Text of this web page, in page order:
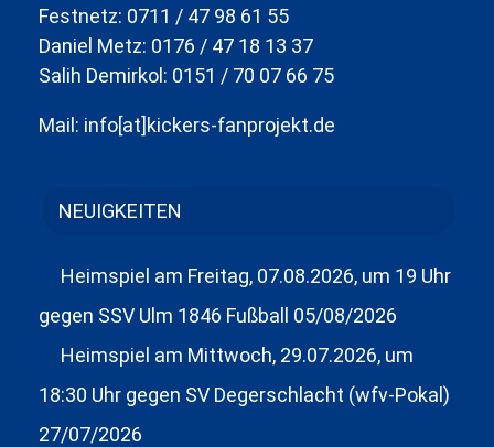
Festnetz: 0711 / 47 98 61 55
Daniel Metz: 0176 / 47 18 13 37
Salih Demirkol: 0151 / 70 07 66 75
Mail: info[at]kickers-fanprojekt.de
NEUIGKEITEN
Heimspiel am Freitag, 07.08.2026, um 19 Uhr
gegen SSV Ulm 1846 Fußball
05/08/2026
Heimspiel am Mittwoch, 29.07.2026, um
18:30 Uhr gegen SV Degerschlacht (wfv-Pokal)
27/07/2026